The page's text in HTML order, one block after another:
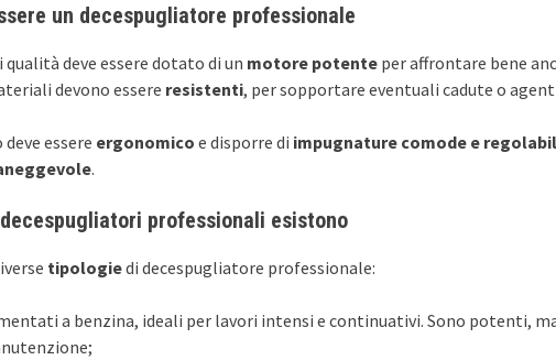
un decespugliatore professionale
deve essere dotato di un motore potente per affrontare bene
devono essere resistenti, per sopportare eventuali cadute o
essere ergonomico e disporre di impugnature comode e
.
professionali esistono
tipologiedi decespugliatore professionale:
a benzina, ideali per lavori intensi e continuativi. Sono potenti,